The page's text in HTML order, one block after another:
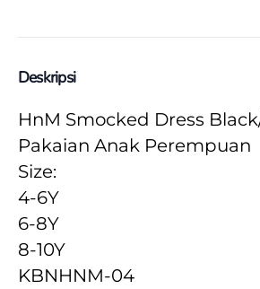
Deskripsi
HnM Smocked Dress
Pakaian Anak Perempuan
Size:
4-6Y
6-8Y
8-10Y
KBNHNM-04